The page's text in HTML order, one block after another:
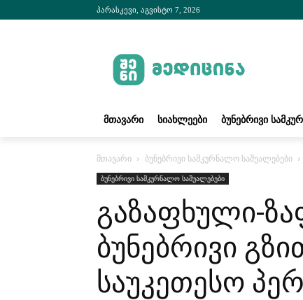
პარასკევი, აგვისტო 7, 2026
ᲛᲗᲐᲕᲐᲠᲘ ᲡᲘᲐᲮᲚᲔᲔᲑᲘ ᲑᲣᲜᲔᲑᲠᲘᲕᲘ
მთავარი ბუნებრივი სამკურნალო საშუალებები
ბუნებრივი სამკურნალო საშუალებები
გაზაფხული-
ბუნებრივი
საუკეთესო